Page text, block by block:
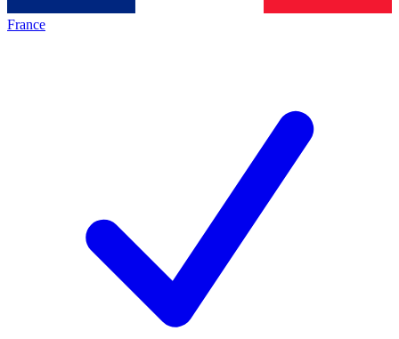
France